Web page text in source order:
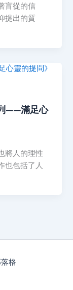
盲從的信
提出的質
——滿足心
將人的理性
也包括了人
格